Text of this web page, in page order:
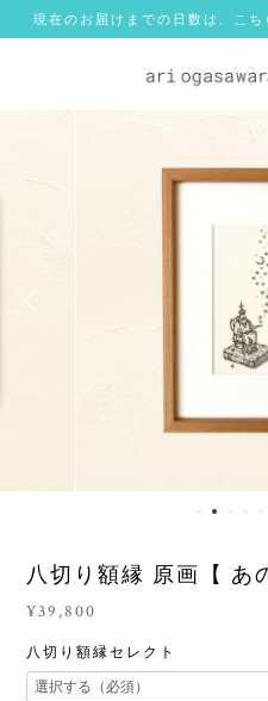
現在のお届けまでの日数は、
八切り額縁 原画【 あ
¥39,800
八切り額縁セレクト